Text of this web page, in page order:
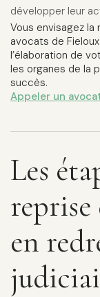
développer leur
Vous envisagez la
avocats de
l’élaboration de
les organes de la
succès.
Appeler un
Les
reprise
en